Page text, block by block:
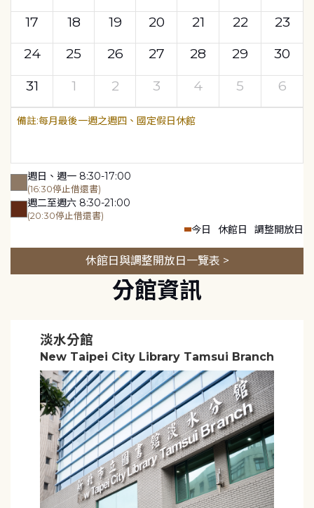
17
18 19 20 21 22
23
24
25 26 27 28 29
30
31
1 2 3 4 5 6
每月最後一週之週四、國定假日休館
週日、週一 8:30-17:00
(16:30停止借還書)
週二至週六 8:30-21:00
(20:30停止借還書)
今日 休館日 調整開放日
休館日與調整開放日一覽表 >
分館資訊
淡水分館
New Taipei City Library Tamsui Branch